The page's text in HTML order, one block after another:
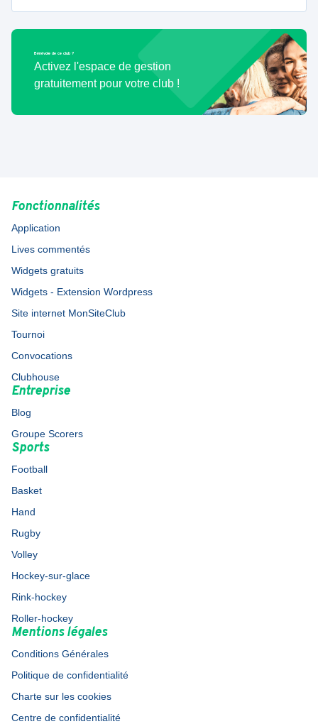
Bénévole de ce club ?
Activez l'espace de gestion
gratuitement pour votre club !
Fonctionnalités
Application
Lives commentés
Widgets gratuits
Widgets - Extension Wordpress
Site internet MonSiteClub
Tournoi
Convocations
Clubhouse
Entreprise
Blog
Groupe Scorers
Sports
Football
Basket
Hand
Rugby
Volley
Hockey-sur-glace
Rink-hockey
Roller-hockey
Mentions légales
Conditions Générales
Politique de confidentialité
Charte sur les cookies
Centre de confidentialité